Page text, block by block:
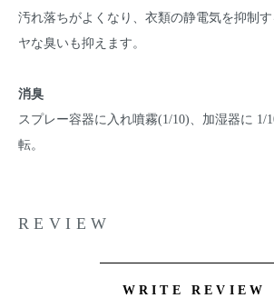
汚れ落ちがよくなり、衣類の静電気を抑制
ヤな臭いも抑えます。
消臭
スプレー容器に入れ噴霧(1/10)、加湿器に 1/
転。
REVIEW
WRITE REVIEW